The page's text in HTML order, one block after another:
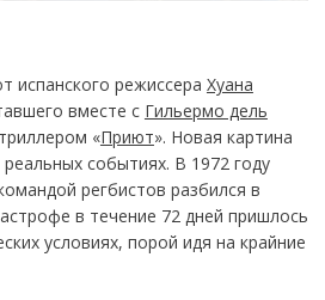
испанского режиссера Хуана
вместе с Гильермо дель
«Приют». Новая картина
событиях. В 1972 году
регбистов разбился в
в течение 72 дней пришлось
условиях, порой идя на крайние